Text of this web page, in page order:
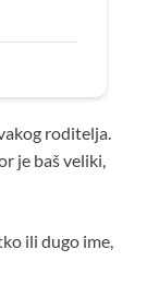
roditelja.
je baš veliki,
ili dugo ime,